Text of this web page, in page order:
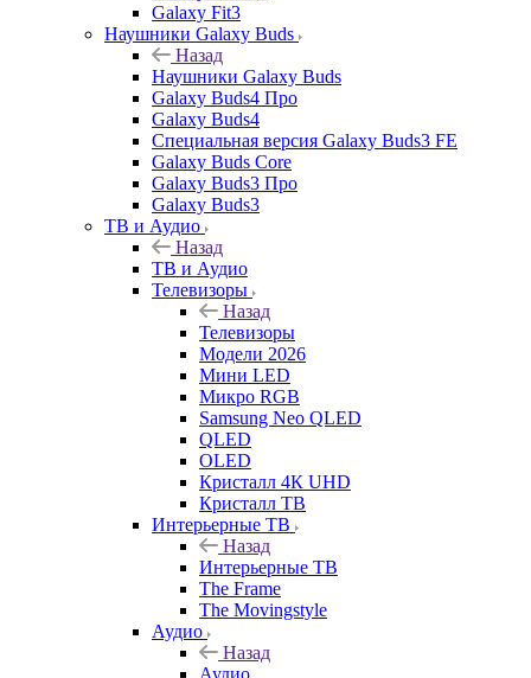
Galaxy Fit3
Наушники Galaxy Buds
Назад
Наушники Galaxy Buds
Galaxy Buds4 Про
Galaxy Buds4
Специальная версия Galaxy Buds3 FE
Galaxy Buds Core
Galaxy Buds3 Про
Galaxy Buds3
ТВ и Аудио
Назад
ТВ и Аудио
Телевизоры
Назад
Телевизоры
Модели 2026
Мини LED
Микро RGB
Samsung Neo QLED
QLED
OLED
Кристалл 4К UHD
Кристалл ТВ
Интерьерные ТВ
Назад
Интерьерные ТВ
The Frame
The Movingstyle
Аудио
Назад
Аудио